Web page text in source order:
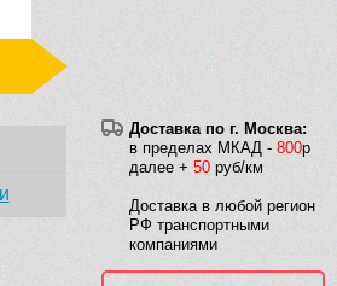
Доставка по г. Москва:
в пределах МКАД - 800р
далее + 50 руб/км
Доставка в любой регион
РФ транспортными
компаниями